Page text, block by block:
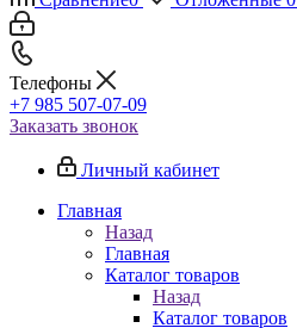
Телефоны
+7 985 507-07-09
Заказать звонок
Личный кабинет
Главная
Назад
Главная
Каталог товаров
Назад
Каталог товаров